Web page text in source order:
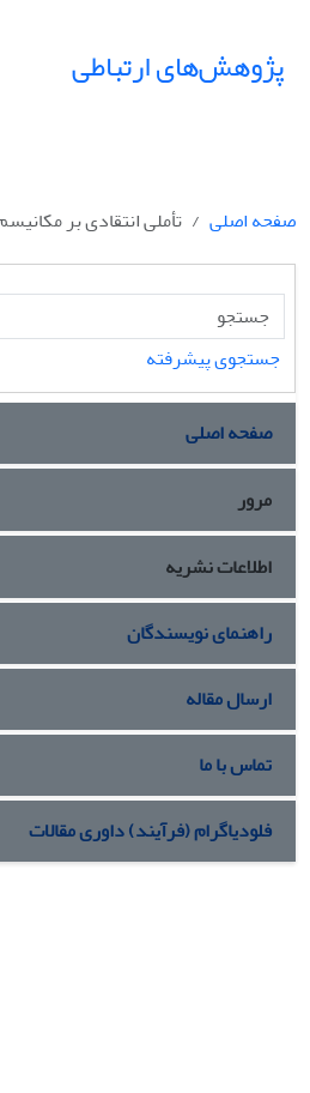
پژوهش‌های ارتباطی
صفحه اصلی تأملی انتقادی بر
جستجوی پیشرفته
صفحه اصلی
مرور
اطلاعات نشریه
راهنمای نویسندگان
ارسال مقاله
تماس با ما
فلودیاگرام (فرآیند) داوری مقالات